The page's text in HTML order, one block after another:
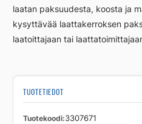
laatan paksuudesta, koosta ja
kysyttävää laattakerroksen
laatoittajaan tai
TUOTETIEDOT
Tuotekoodi 3307671